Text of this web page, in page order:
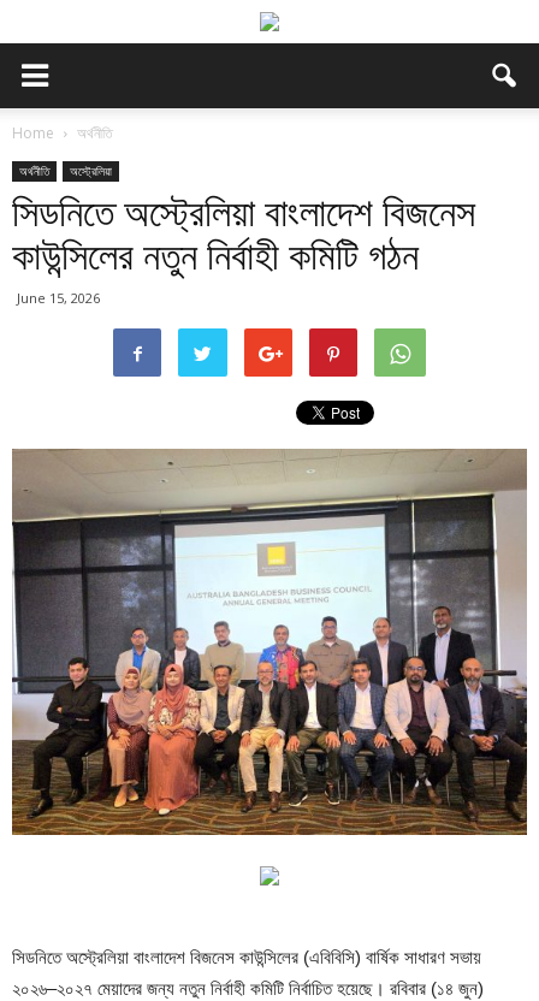
Home অর্থনীতি
অর্থনীতি অস্ট্রেলিয়া
সিডনিতে অস্ট্রেলিয়া বাংলাদেশ বিজনেস
কাউন্সিলের নতুন নির্বাহী কমিটি গঠন
June 15, 2026
সিডনিতে অস্ট্রেলিয়া বাংলাদেশ বিজনেস কাউন্সিলের (এবিবিসি) বার্ষিক সাধারণ সভায়
২০২৬–২০২৭ মেয়াদের জন্য নতুন নির্বাহী কমিটি নির্বাচিত হয়েছে। রবিবার (১৪ জুন)